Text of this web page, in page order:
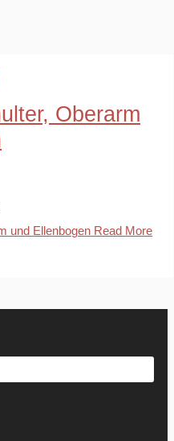
Oberarm
und Ellenbogen Read More